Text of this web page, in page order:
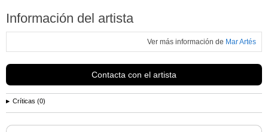
Información del artista
Ver más información de Mar Artés
Contacta con el artista
Críticas (0)